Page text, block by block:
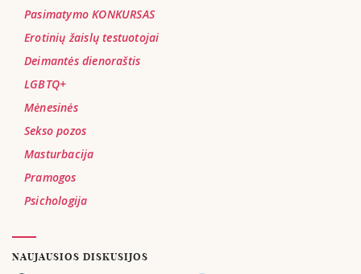
Pasimatymo KONKURSAS
Erotinių žaislų testuotojai
Deimantės dienoraštis
LGBTQ+
Mėnesinės
Sekso pozos
Masturbacija
Pramogos
Psichologija
NAUJAUSIOS DISKUSIJOS